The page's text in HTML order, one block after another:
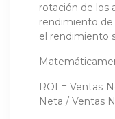
rota­ción de los
rendimiento de
el rendimiento
ROI = Ventas
Neta / Ventas